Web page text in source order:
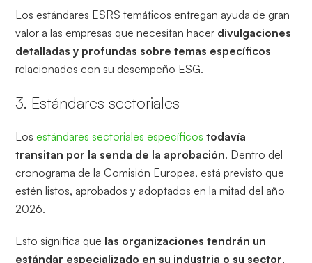
Los estándares ESRS temáticos entregan ayuda de gran
valor a las empresas que necesitan hacer divulgaciones
detalladas y profundas sobre temas específicos
relacionados con su desempeño ESG.
3. Estándares sectoriales
Losestándares sectoriales específicos todavía
transitan por la senda de la aprobación. Dentro del
cronograma de la Comisión Europea, está previsto que
estén listos, aprobados y adoptados en la mitad del año
2026.
Esto significa que las organizaciones tendrán un
estándar especializado en su industria o su sector,